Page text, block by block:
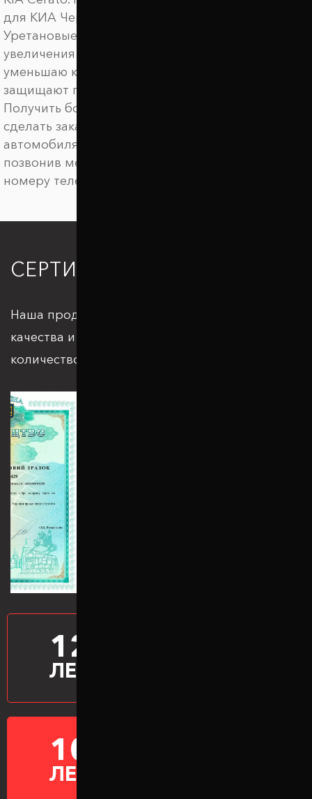
для КИА Черато по выгодной цене.
Уретановые баферы ТТС предназначены для
увеличения клиренса автомобиля, они
уменьшаю крен автомобиля в поворотах,
защищают подвеску от пробоев.
Получить более детальную информацию,
сделать заказ на межвитковые проставки для
автомобиля KIA Cerato. можно онлайн или
позвонив менеджеру по удобному для вас
номеру телефона.
СЕРТИФИКАЦИЯ
Наша продукция отвечает всем стандартам
качества и подкрепляется большим
количеством патентов и сертификатов
12
ЛЕТ
10
ЛЕТ